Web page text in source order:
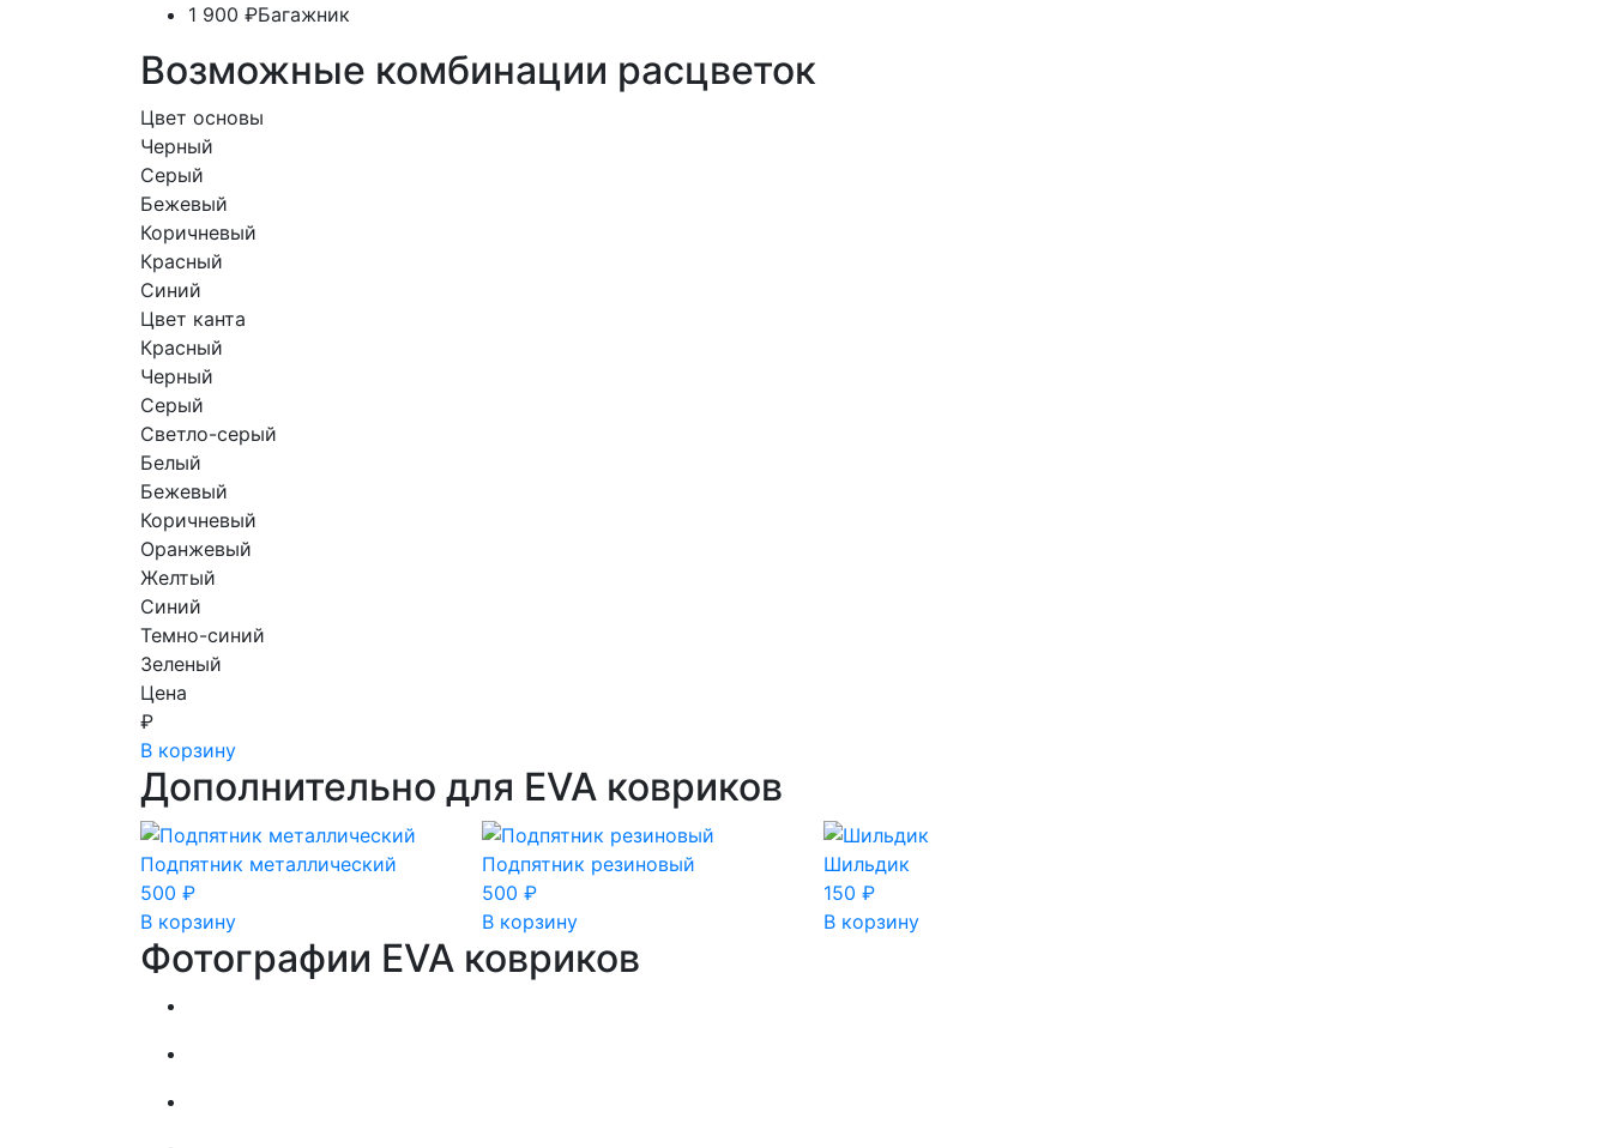
1 900 ₽Багажник
Возможные комбинации расцветок
Цвет основы
Черный
Серый
Бежевый
Коричневый
Красный
Синий
Цвет канта
Красный
Черный
Серый
Светло-серый
Белый
Бежевый
Коричневый
Оранжевый
Желтый
Синий
Темно-синий
Зеленый
Цена
₽
В корзину
Дополнительно для EVA ковриков
Подпятник металлический
500 ₽
В корзину
Подпятник резиновый
500 ₽
В корзину
Шильдик
150 ₽
В корзину
Фотографии EVA ковриков